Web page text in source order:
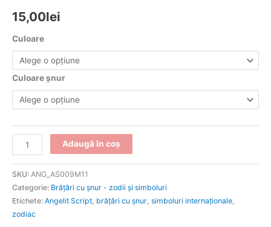
15,00lei
Culoare
Culoare șnur
Adaugă în coș
SKU: ANG_AS009M11
Categorie: Brățări cu șnur - zodii și simboluri
Etichete: Angelit Script, brăţări cu şnur, simboluri internaţionale,
zodiac